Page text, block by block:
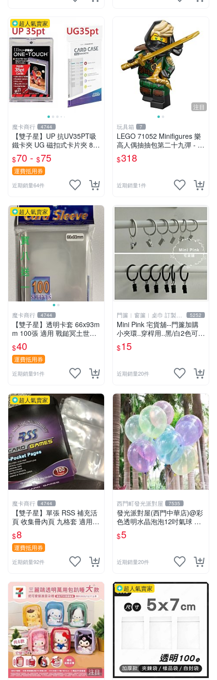
超人氣賣家
魔卡商行 4744
【雙子星】UP 抗UV35PT吸
鐵卡夾 UG 磁扣式卡片夾 81
575-UV 適用 球員卡 卡磚 摩
天巔峰 蒼空烈流
$70 - $75
運費抵用券
近期銷量64件
注目
玩具箱 7
LEGO 71052 Minifigures 樂
高人偶抽抽包第二十九彈 - 神
秘浪人（Mysterious Ronin）
$318
近期銷量1件
超人氣賣家
魔卡商行 4744
【雙子星】透明卡套 66x93m
m 100張 適用 戰鎚冥土世界
希德塔 卡片 第1層
$40
運費抵用券
近期銷量91件
門簾︱窗簾︱桌巾 訂製販
售
5252
Mini Pink 宅貨舖--門簾加購
小夾環..穿桿用..黑/白2色可選
【K000】不單獨販售
$15
近期銷量20件
超人氣賣家
魔卡商行 4744
【雙子星】單張 RSS 補充活
頁 收集冊內頁 九格套 適用 P
TCG ws 鋼彈 迪士尼 柯南 哥
吉拉
$8
運費抵用券
近期銷量92件
西門町發光派對屋 7535
發光派對屋(西門中華店)@彩
色透明水晶泡泡12吋氣球 透
明彩色氣球
$5
近期銷量20件
注目
超人氣賣家